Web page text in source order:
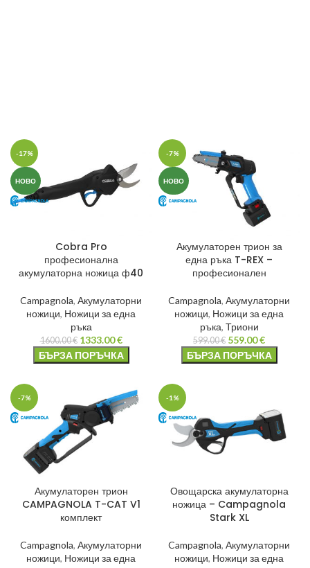
-17%
НОВО
Cobra Pro
професионална
акумулаторна ножица ф40
Campagnola, Акумулаторни
ножици, Ножици за една
ръка
1600.00€ 1333.00€
БЪРЗА ПОРЪЧКА
-7%
НОВО
Акумулаторен трион за
една ръка T-REX –
професионален
Campagnola, Акумулаторни
ножици, Ножици за една
ръка, Триони
599.00€ 559.00€
БЪРЗА ПОРЪЧКА
-7%
Акумулаторен трион
CAMPAGNOLA T-CAT V1
комплект
Campagnola, Акумулаторни
ножици, Ножици за една
-1%
Овощарска акумулаторна
ножица – Campagnola
Stark XL
Campagnola, Акумулаторни
ножици, Ножици за една